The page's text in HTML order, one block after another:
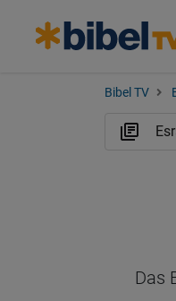
Bibel TV
Das